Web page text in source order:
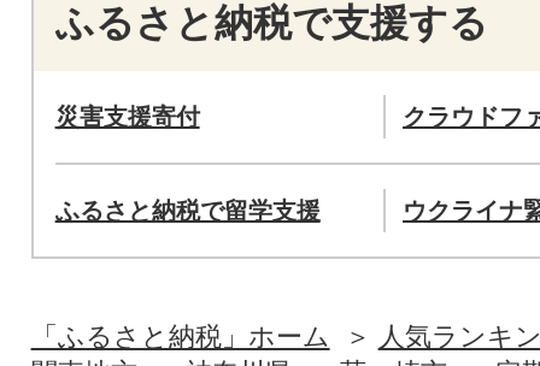
ふるさと納税で支援する
災害支援寄付 クラウドフ
ふるさと納税で留学支援 ウクライナ
「ふるさと納税」ホーム
人気ランキ